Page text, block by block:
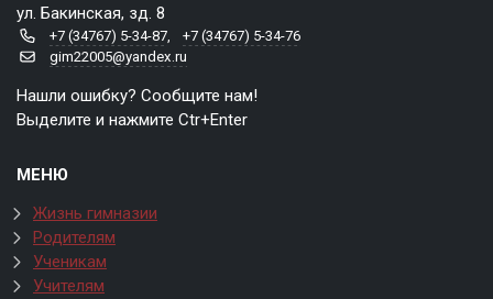
ул. Бакинская, зд. 8
+7 (34767) 5-34-87,
+7 (34767) 5-34-76
gim22005@yandex.ru
Нашли ошибку? Сообщите нам!
Выделите и нажмите Ctr+Enter
МЕНЮ
Жизнь гимназии
Родителям
Ученикам
Учителям